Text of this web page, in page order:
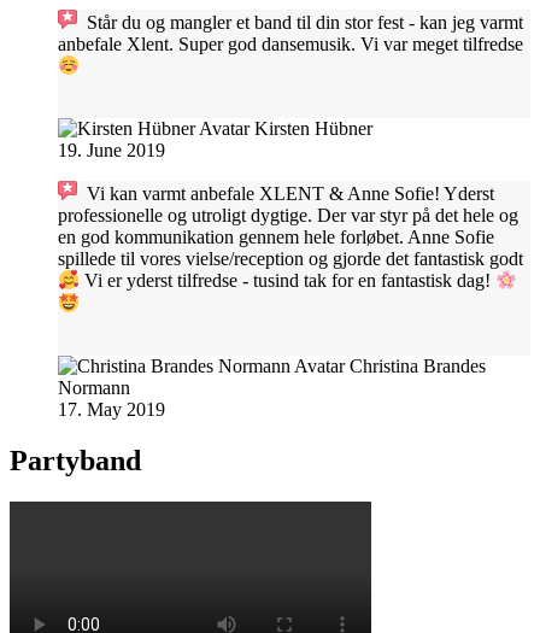
Står du og mangler et band til din stor fest - kan jeg varmt
anbefale Xlent. Super god dansemusik. Vi var meget tilfredse
Kirsten Hübner
19. June 2019
Vi kan varmt anbefale XLENT & Anne Sofie! Yderst
professionelle og utroligt dygtige. Der var styr på det hele og
en god kommunikation gennem hele forløbet. Anne Sofie
spillede til vores vielse/reception og gjorde det fantastisk godt
Vi er yderst tilfredse - tusind tak for en fantastisk dag!
Christina Brandes
Normann
17. May 2019
Partyband